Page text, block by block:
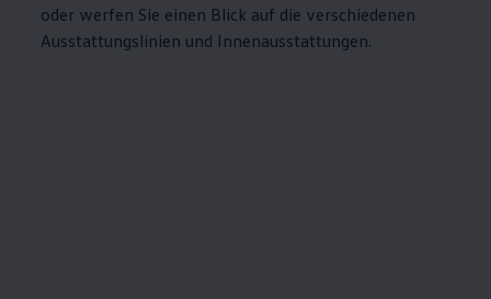
oder werfen Sie einen Blick auf die verschiedenen
Ausstattungslinien und Innenausstattungen.